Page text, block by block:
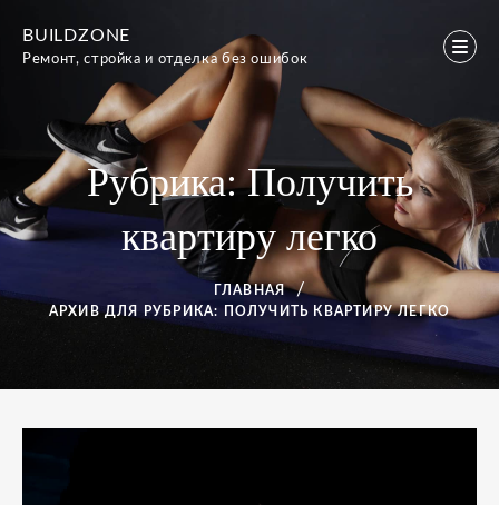
содержимому
BUILDZONE
Ремонт, стройка и отделка без ошибок
Рубрика:Получить
квартиру легко
ГЛАВНАЯ
АРХИВ ДЛЯ
РУБРИКА: ПОЛУЧИТЬ КВАРТИРУ ЛЕГКО